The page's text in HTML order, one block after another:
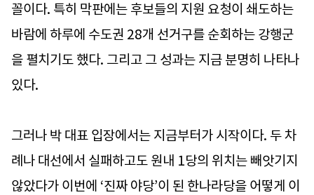
꼴이다. 특히 막판에는 후보들의 지원 요청이 쇄도하는
바람에 하루에 수도권 28개 선거구를 순회하는 강행군
을 펼치기도 했다. 그리고 그 성과는 지금 분명히 나타나
있다.
그러나 박 대표 입장에서는 지금부터가 시작이다. 두 차
례나 대선에서 실패하고도 원내 1당의 위치는 빼앗기지
않았다가 이번에 ‘진짜 야당’이 된 한나라당을 어떻게 이